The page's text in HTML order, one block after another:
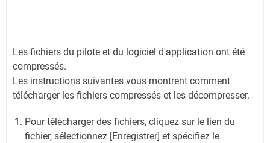
Les fichiers du pilote et du logiciel d'application ont été
compressés.
Les instructions suivantes vous montrent comment
télécharger les fichiers compressés et les décompresser.
Pour télécharger des fichiers, cliquez sur le lien du
fichier, sélectionnez [Enregistrer] et spécifiez le